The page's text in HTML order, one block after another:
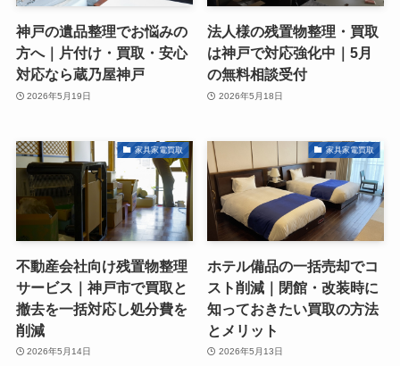
神戸の遺品整理でお悩みの
方へ｜片付け・買取・安心
対応なら蔵乃屋神戸
2026年5月19日
法人様の残置物整理・買取
は神戸で対応強化中｜5月
の無料相談受付
2026年5月18日
家具家電買取
不動産会社向け残置物整理
サービス｜神戸市で買取と
撤去を一括対応し処分費を
削減
2026年5月14日
家具家電買取
ホテル備品の一括売却でコ
スト削減｜閉館・改装時に
知っておきたい買取の方法
とメリット
2026年5月13日